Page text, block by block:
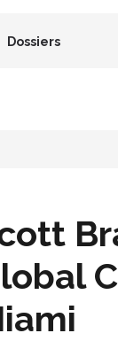
Dossiers